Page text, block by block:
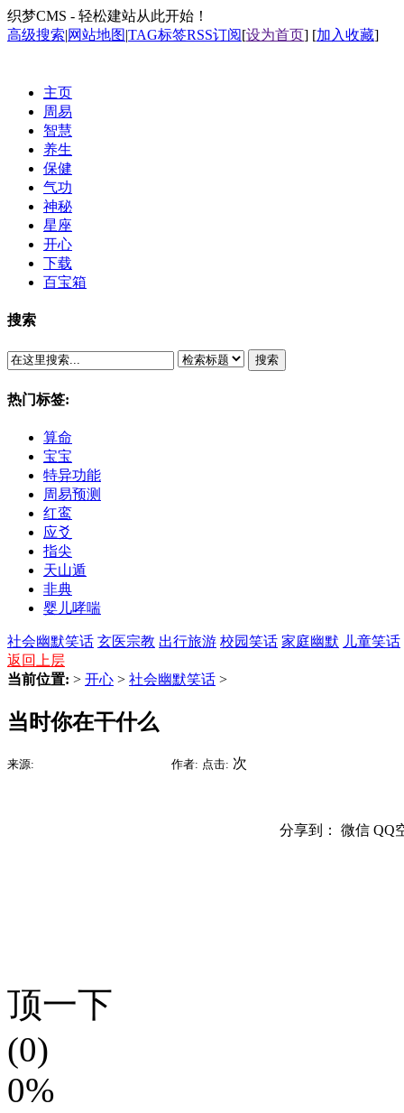
织梦CMS - 轻松建站从此开始！
高级搜索|网站地图|TAG标签RSS订阅[设为首页] [加入收藏]
主页
周易
智慧
养生
保健
气功
神秘
星座
开心
下载
百宝箱
搜索
搜索
热门标签:
算命
宝宝
特异功能
周易预测
红鸾
应爻
指尖
天山遁
非典
婴儿哮喘
社会幽默笑话 玄医宗教 出行旅游 校园笑话 家庭幽默 儿童笑话
返回上层
当前位置: > 开心 > 社会幽默笑话 >
当时你在干什么
来源: 作者: 点击: 次
分享到： 微信 QQ
顶一下
(0)
0%